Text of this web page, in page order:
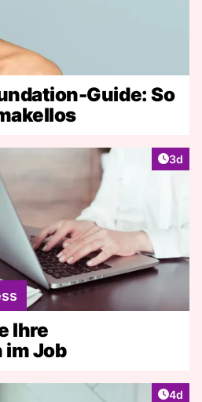
Guide: So
3d
Ihre
im Job
4d